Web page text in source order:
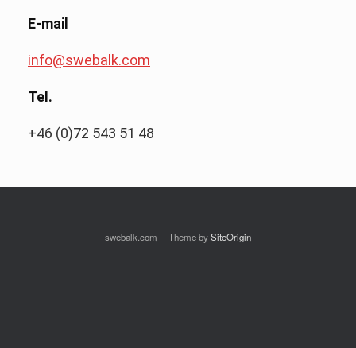
E-mail
info@swebalk.com
Tel.
+46 (0)72 543 51 48
swebalk.com Theme bySiteOrigin